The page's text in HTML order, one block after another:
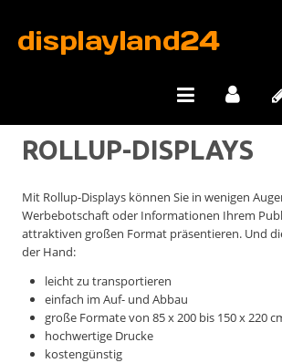
ROLLUP-DISPLAYS
Mit Rollup-Displays können Sie in wenigen
Werbebotschaft oder Informationen Ihrem
attraktiven großen Format präsentieren. Und
der Hand:
leicht zu transportieren
einfach im Auf- und Abbau
große Formate von 85 x 200 bis 150 x 220
hochwertige Drucke
kostengünstig